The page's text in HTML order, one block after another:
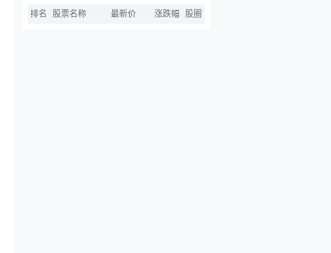
排名 股票名称 最新价 涨跌幅 股圈